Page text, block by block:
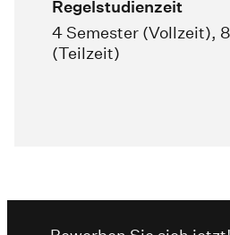
Regelstudienzeit
4 Semester (Vollzeit),
(Teilzeit)